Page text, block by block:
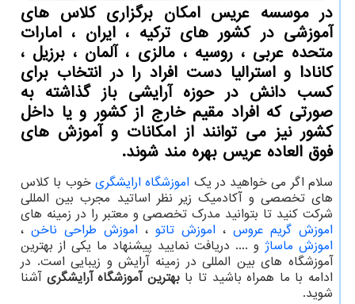
در موسسه عریس امكان برگزاری كلاس های
آموزشی در كشور های تركیه ، ایران ، امارات
متحده عربی ، روسیه ، مالزی ، آلمان ، برزیل ،
كانادا و استرالیا دست افراد را در انتخاب برای
كسب دانش در حوزه آرایشی باز گذاشته به
صورتی كه افراد مقیم خارج از كشور و یا داخل
كشور نیز می توانند از امكانات و آموزش های
فوق العاده عریس بهره مند شوند.
سلام اگر می خواهید در یک اموزشگاه ارایشگری خوب با کلاس
های تخصصی و آکادمیک زیر نظر اساتید مجرب بین المللی
شرکت کنید تا بتوانید مدرک تخصصی و معتبر را در زمینه های
اموزش گریم عروس ، اموزش تاتو ، اموزش طراحی ناخن ،
اموزش ماساژ و .... دریافت نمایید پیشنهاد ما یکی از بهترین
آموزشگاه های بین المللی در زمینه آرایش و زیبایی است. در
ادامه با ما همراه باشید تا بابهترین آموزشگاه آرایشگریآشنا
شوید.